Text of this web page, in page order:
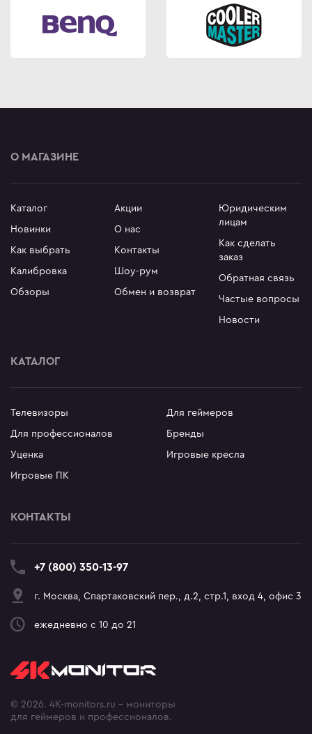
О МАГАЗИНЕ
Каталог
Новинки
Как выбрать
Калибровка
Обзоры
Акции
О нас
Контакты
Шоу-рум
Обмен и возврат
Юридическим
лицам
Как сделать
заказ
Обратная связь
Частые вопросы
Новости
КАТАЛОГ
Телевизоры
Для геймеров
Для профессионалов
Бренды
Уценка
Игровые кресла
Игровые ПК
КОНТАКТЫ
+7 (800) 350-13-97
г. Москва, Спартаковский пер., д.2, стр.1, вход 4, офис 3
ежедневно с 10 до 21
© 2026. 4K-monitors.ru - мониторы
для геймеров и профессионалов.